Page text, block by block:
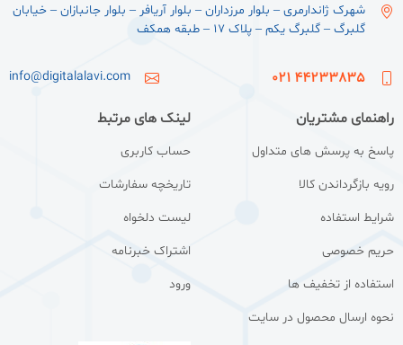
شهرک ژاندارمری – بلوار مرزداران – بلوار آریافر – بلوار جانبازان – خیابان
گلبرگ – گلبرگ یکم – پلاک ۱۷ – طبقه همکف
44233835 021
info@digitalalavi.com
راهنمای مشتریان
پاسخ به پرسش های متداول
رویه بازگرداندن کالا
شرایط استفاده
حریم خصوصی
استفاده از تخفیف ها
نحوه ارسال محصول در سایت
لینک های مرتبط
حساب کاربری
تاریخچه سفارشات
لیست دلخواه
اشتراک خبرنامه
ورود